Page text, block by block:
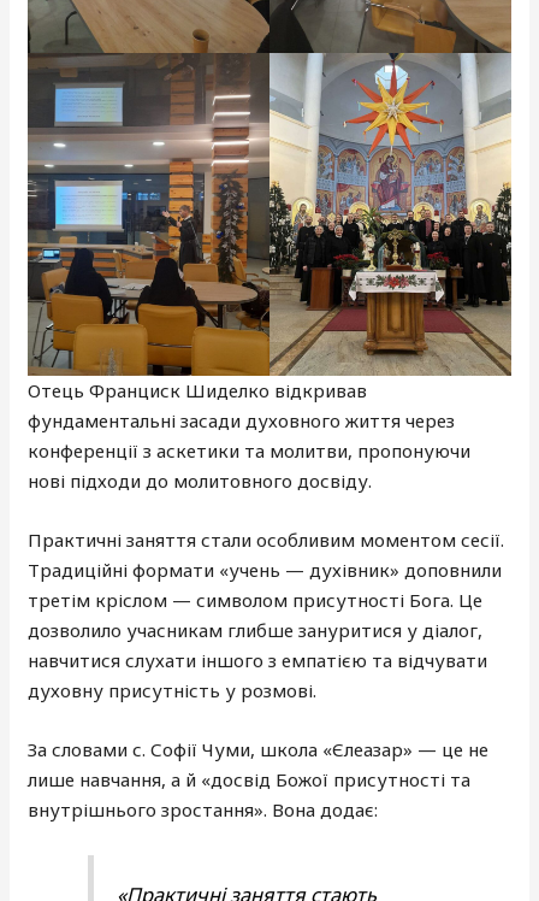
Отець Франциск Шиделко відкривав
фундаментальні засади духовного життя через
конференції з аскетики та молитви, пропонуючи
нові підходи до молитовного досвіду.
Практичні заняття стали особливим моментом сесії.
Традиційні формати «учень — духівник» доповнили
третім кріслом — символом присутності Бога. Це
дозволило учасникам глибше зануритися у діалог,
навчитися слухати іншого з емпатією та відчувати
духовну присутність у розмові.
За словами с. Софії Чуми, школа «Єлеазар» — це не
лише навчання, а й «досвід Божої присутності та
внутрішнього зростання». Вона додає:
«Практичні заняття стають